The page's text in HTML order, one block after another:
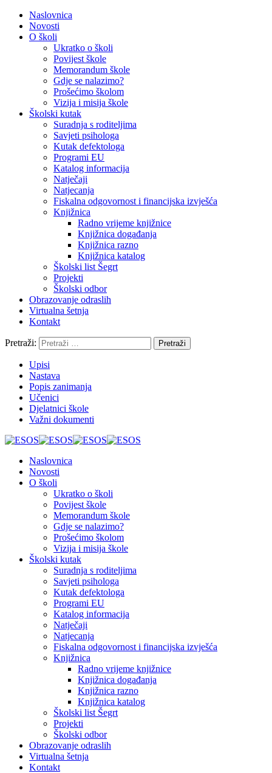
Naslovnica
Novosti
O školi
Ukratko o školi
Povijest škole
Memorandum škole
Gdje se nalazimo?
Prošećimo školom
Vizija i misija škole
Školski kutak
Suradnja s roditeljima
Savjeti psihologa
Kutak defektologa
Programi EU
Katalog informacija
Natječaji
Natjecanja
Fiskalna odgovornost i financijska izvješća
Knjižnica
Radno vrijeme knjižnice
Knjižnica događanja
Knjižnica razno
Knjižnica katalog
Školski list Šegrt
Projekti
Školski odbor
Obrazovanje odraslih
Virtualna šetnja
Kontakt
Pretraži:
Upisi
Nastava
Popis zanimanja
Učenici
Djelatnici škole
Važni dokumenti
Naslovnica
Novosti
O školi
Ukratko o školi
Povijest škole
Memorandum škole
Gdje se nalazimo?
Prošećimo školom
Vizija i misija škole
Školski kutak
Suradnja s roditeljima
Savjeti psihologa
Kutak defektologa
Programi EU
Katalog informacija
Natječaji
Natjecanja
Fiskalna odgovornost i financijska izvješća
Knjižnica
Radno vrijeme knjižnice
Knjižnica događanja
Knjižnica razno
Knjižnica katalog
Školski list Šegrt
Projekti
Školski odbor
Obrazovanje odraslih
Virtualna šetnja
Kontakt